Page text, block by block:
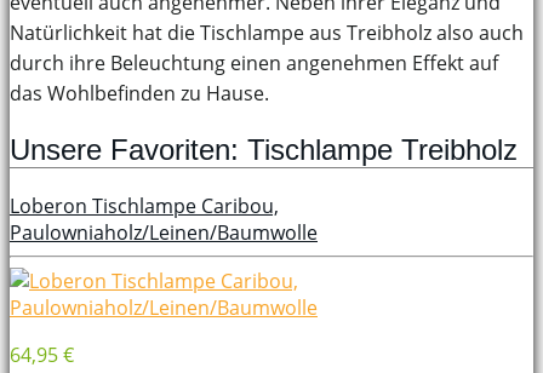
Natürlichkeit hat die Tischlampe aus Treibholz also auch
durch ihre Beleuchtung einen angenehmen Effekt auf
das Wohlbefinden zu Hause.
Unsere Favoriten: Tischlampe Treibholz
Loberon Tischlampe Caribou,
Paulowniaholz/Leinen/Baumwolle
64,95 €